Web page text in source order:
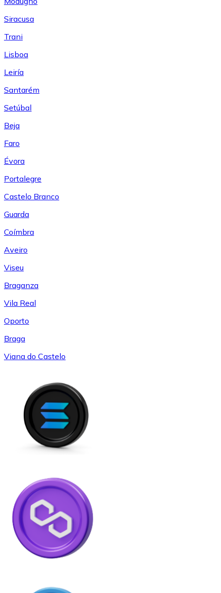
Siracusa
Trani
Lisboa
Leiría
Santarém
Setúbal
Beja
Faro
Évora
Portalegre
Castelo Branco
Guarda
Coímbra
Aveiro
Viseu
Braganza
Vila Real
Oporto
Braga
Viana do Castelo